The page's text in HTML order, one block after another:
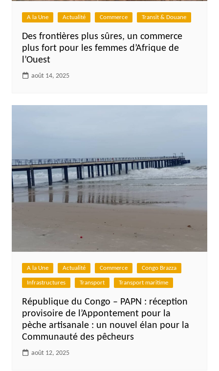
A la Une Actualité Commerce Transit & Douane
Des frontières plus sûres, un commerce
plus fort pour les femmes d’Afrique de
l’Ouest
août 14, 2025
A la Une Actualité Commerce Congo Brazza
Infrastructures Transport Transport maritime
République du Congo – PAPN : réception
provisoire de l’Appontement pour la
pèche artisanale : un nouvel élan pour la
Communauté des pêcheurs
août 12, 2025